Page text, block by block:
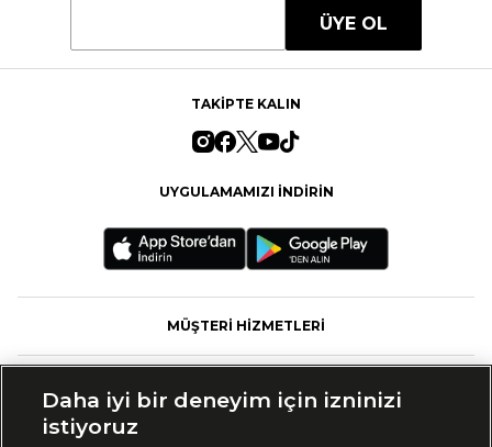
ÜYE OL
TAKİPTE KALIN
UYGULAMAMIZI İNDİRİN
MÜŞTERİ HİZMETLERİ
Daha iyi bir deneyim için izninizi
istiyoruz